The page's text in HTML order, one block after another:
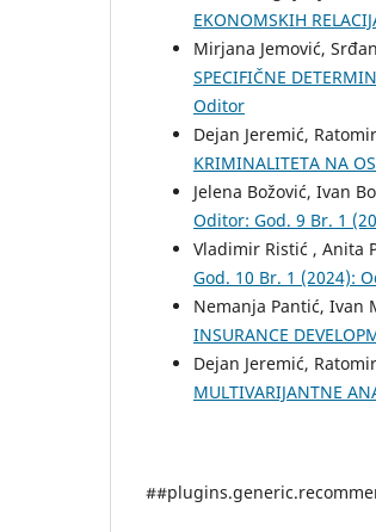
EKONOMSKIH
Mirjana Jemović,
SPECIFIČNE
Oditor
Dejan Jeremić,
KRIMINALITETA NA
Jelena Božović, Ivan
Oditor: God. 9 Br. 1
Vladimir Ristić , Anita
God. 10 Br. 1 (2024):
Nemanja Pantić, Ivan
INSURANCE
Dejan Jeremić,
MULTIVARIJANTNE